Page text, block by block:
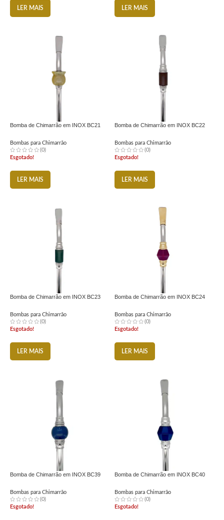
LER MAIS LER MAIS
Bomba de Chimarrão em INOX BC21
Bombas para Chimarrão
(0)
Esgotado!
LER MAIS
Bomba de Chimarrão em INOX BC22
Bombas para Chimarrão
(0)
Esgotado!
LER MAIS
Bomba de Chimarrão em INOX BC23
Bombas para Chimarrão
(0)
Esgotado!
LER MAIS
Bomba de Chimarrão em INOX BC24
Bombas para Chimarrão
(0)
Esgotado!
LER MAIS
Bomba de Chimarrão em INOX BC39
Bombas para Chimarrão
(0)
Esgotado!
Bomba de Chimarrão em INOX BC40
Bombas para Chimarrão
(0)
Esgotado!